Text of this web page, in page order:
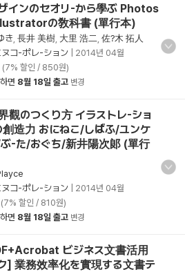
インのセオリ-から學ぶ Photos
の敎科書 (單行本)
き 長井 美樹 大里 浩二 佐?木 拓人
ヌコ-ポレ-ション
2014년 04월
(7% 할인 / 850원)
면 8월 18일 출고 변경
觀のつくり方 イラストレ-ショ
創造力 おにねこ/しばふ/ユンケ
-た/おぐち/新井陽次郞 (單行
ヌコ-ポレ-ション
2014년 04월
할인 / 810원)
면 8월 18일 출고 변경
ビジネス文書活用
] 業務效率化を實現する文書テ